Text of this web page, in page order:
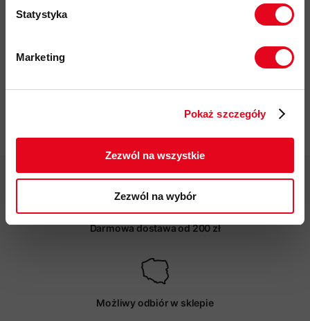
Statystyka
Marketing
Pokaż szczegóły
Zezwól na wszystkie
Zezwól na wybór
materiały pochodzące z
recyklingu,
Darmowa dostawa od 200 zł
Możliwy odbiór w sklepie
zgodnie z Polityką prywatności.